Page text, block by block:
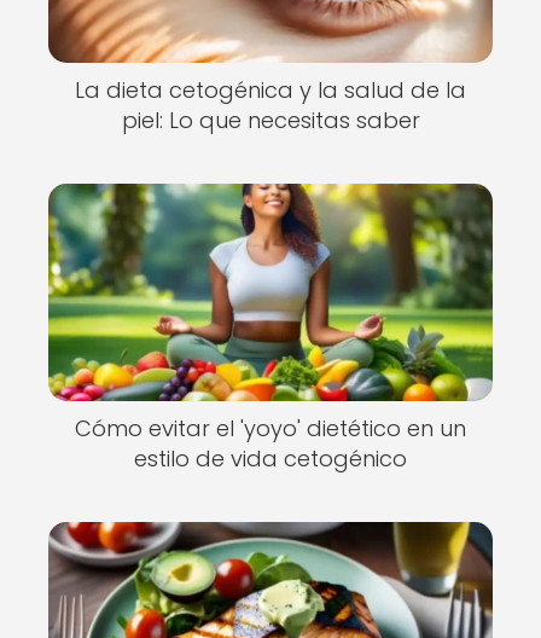
La dieta cetogénica y la salud de la
piel: Lo que necesitas saber
Cómo evitar el 'yoyo' dietético en un
estilo de vida cetogénico